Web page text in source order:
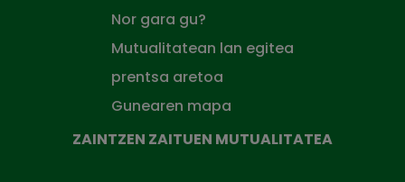
Nor gara gu?
Mutualitatean lan egitea
prentsa aretoa
Gunearen mapa
ZAINTZEN ZAITUEN MUTUALITATEA